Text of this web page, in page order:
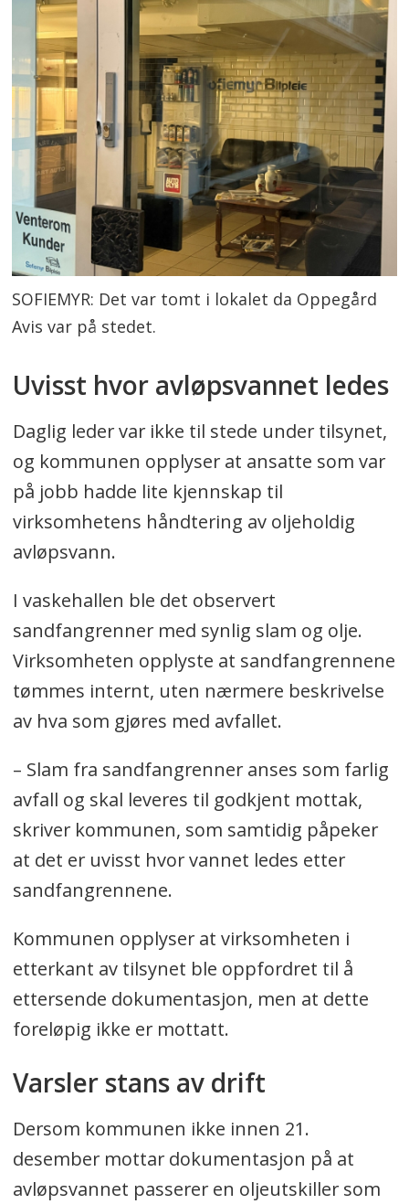
SOFIEMYR: Det var tomt i lokalet da Oppegård
Avis var på stedet.
Uvisst hvor avløpsvannet ledes
Daglig leder var ikke til stede under tilsynet,
og kommunen opplyser at ansatte som var
på jobb hadde lite kjennskap til
virksomhetens håndtering av oljeholdig
avløpsvann.
I vaskehallen ble det observert
sandfangrenner med synlig slam og olje.
Virksomheten opplyste at sandfangrennene
tømmes internt, uten nærmere beskrivelse
av hva som gjøres med avfallet.
– Slam fra sandfangrenner anses som farlig
avfall og skal leveres til godkjent mottak,
skriver kommunen, som samtidig påpeker
at det er uvisst hvor vannet ledes etter
sandfangrennene.
Kommunen opplyser at virksomheten i
etterkant av tilsynet ble oppfordret til å
ettersende dokumentasjon, men at dette
foreløpig ikke er mottatt.
Varsler stans av drift
Dersom kommunen ikke innen 21.
desember mottar dokumentasjon på at
avløpsvannet passerer en oljeutskiller som